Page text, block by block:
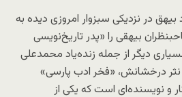
در نزدیکی سبزوار امروزی دیده به
بیهقی را «پدر تاریخ‌نویسی
دیگر از جمله زنده‌یاد محمدعلی
نثر درخشانش، «فخر ادب پارسی»
و نویسنده‌ای است که یکی از